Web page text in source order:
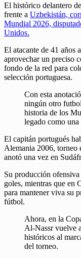
El histórico delantero de
frente a Uzbekistán,
Mundial 2026,
Unidos.
El atacante de 41 años
aprovechar un preciso
fondo de la red para
selección portuguesa.
Con esta
ningún otro
historia de los
legado como
El capitán portugués
Alemania 2006, torneo
anotó una vez en
Su producción
goles, mientras que en
para mantener viva su
fútbol.
Ahora, en la
Al-Nassr vuelve
históricos al
del torneo.